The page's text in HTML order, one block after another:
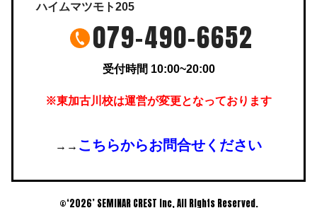
ハイムマツモト205
079-490-6652
受付時間 10:00~20:00
※東加古川校は運営が変更となっております
→→ こちらからお問合せください
©‘2026’ SEMINAR CREST inc, All Rights Reserved.